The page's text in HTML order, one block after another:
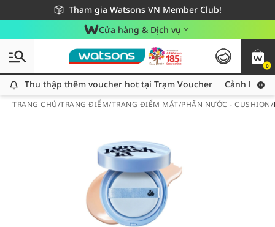
Tham gia Watsons VN Member Club!
Miễn phí giao hàng cho đơn hàng từ 249,000Đ
Giao hàng nhanh 24h - Áp dụng khu vực TP. Hồ Chí Minh
Cửa hàng & Dịch vụ
0
Thu thập thêm voucher hot tại Trạm Voucher
Thu thập thêm voucher hot tại Trạm Voucher Cảnh báo
TRANG CHỦ/TRANG ĐIỂM/TRANG ĐIỂM MẶT/PHẤN NƯỚC - CUSHION/